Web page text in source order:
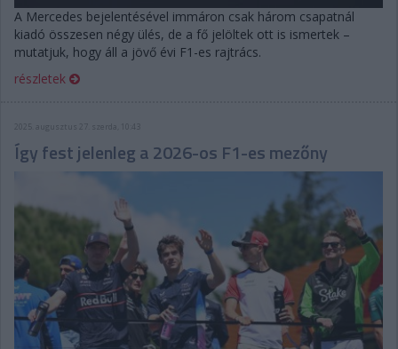
A Mercedes bejelentésével immáron csak három csapatnál
kiadó összesen négy ülés, de a fő jelöltek ott is ismertek –
mutatjuk, hogy áll a jövő évi F1-es rajtrács.
részletek
2025. augusztus 27. szerda, 10:43
Így fest jelenleg a 2026-os F1-es mezőny